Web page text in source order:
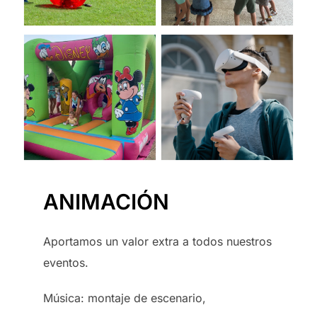
ANIMACIÓN
Aportamos un valor extra a todos nuestros
eventos.
Música: montaje de escenario,